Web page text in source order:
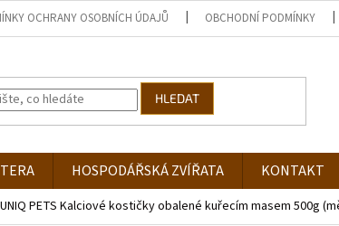
OCHRANY OSOBNÍCH ÚDAJŮ OBCHODNÍ PODMÍNKY
HLEDAT
HOSPODÁŘSKÁ ZVÍŘATA KONTAKT
UNIQ PETS Kalciové kostičky obalené kuřecím masem 500g